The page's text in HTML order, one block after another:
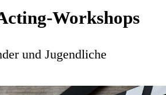
Workshops
und Jugendliche